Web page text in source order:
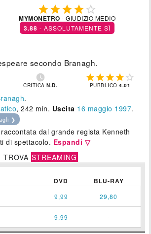
 
MYMONETRO - GIUDIZIO MEDIO
3.88 - ASSOLUTAMENTE SÌ
secondo Branagh.

CRITICAN.D.
    
PUBBLICO4.01
.
, 242 min. Uscita 16 maggio 1997.
❯
dal grande regista Kenneth
di spettacolo. Espandi ▽
TROVA STREAMING
DVD BLU-RAY
9,99 29,80
9,99 -